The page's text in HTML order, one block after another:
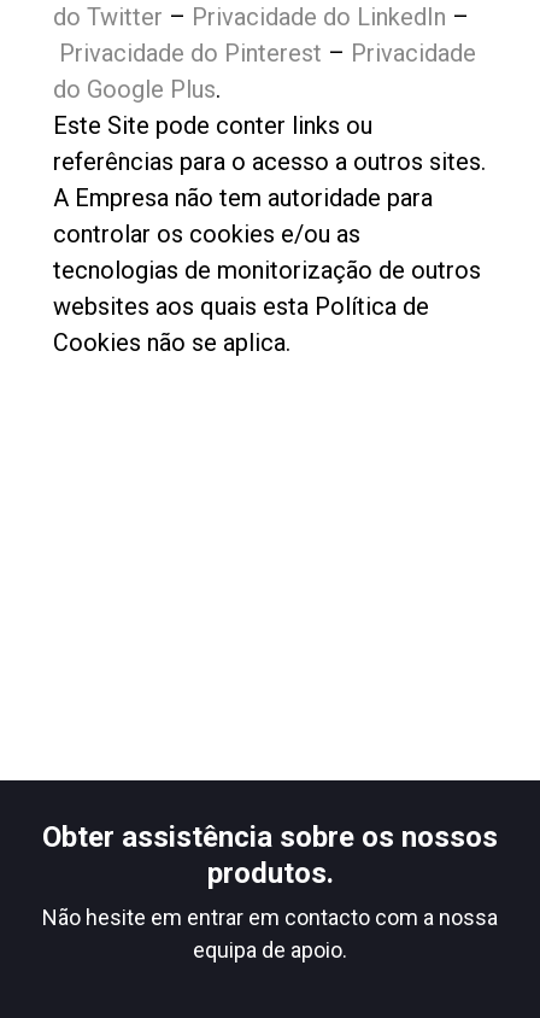
do Twitter – Privacidade do LinkedIn –
Privacidade do Pinterest – Privacidade
do Google Plus.
Este Site pode conter links ou
referências para o acesso a outros sites.
A Empresa não tem autoridade para
controlar os cookies e/ou as
tecnologias de monitorização de outros
websites aos quais esta Política de
Cookies não se aplica.
Obter assistência sobre os nossos
produtos.
Não hesite em entrar em contacto com a nossa
equipa de apoio.